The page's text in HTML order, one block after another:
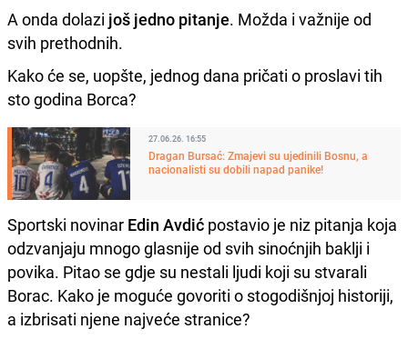
A onda dolazi još jedno pitanje. Možda i važnije od
svih prethodnih.
Kako će se, uopšte, jednog dana pričati o proslavi tih
sto godina Borca?
27.06.26. 16:55
Dragan Bursać: Zmajevi su ujedinili Bosnu, a
nacionalisti su dobili napad panike!
Sportski novinar Edin Avdić postavio je niz pitanja koja
odzvanjaju mnogo glasnije od svih sinoćnjih baklji i
povika. Pitao se gdje su nestali ljudi koji su stvarali
Borac. Kako je moguće govoriti o stogodišnjoj historiji,
a izbrisati njene najveće stranice?